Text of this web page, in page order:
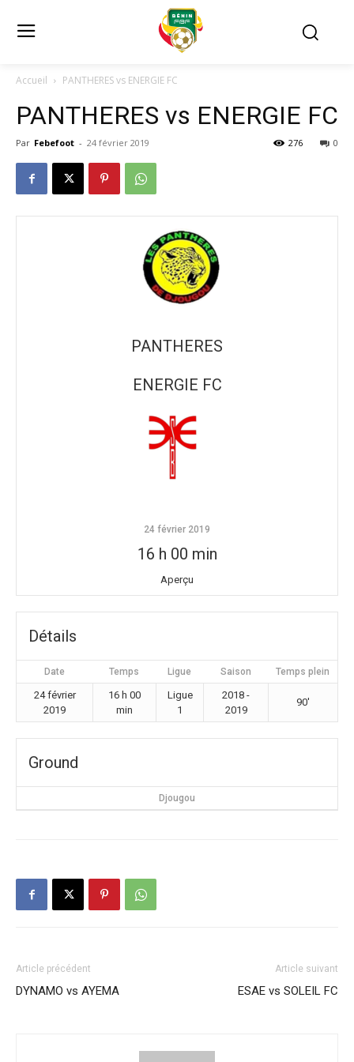
Accueil PANTHERES vs ENERGIE FC
PANTHERES vs ENERGIE FC
Par Febefoot - 24 février 2019 0
276
PANTHERES
ENERGIE FC
24 février 2019
16 h 00 min
Aperçu
Détails
Date Temps Ligue Saison Temps plein
24 février
2019
16 h 00
min
Ligue
1
2018 -
2019
90'
Ground
Djougou
Article précédent
DYNAMO vs AYEMA
Article suivant
ESAE vs SOLEIL FC